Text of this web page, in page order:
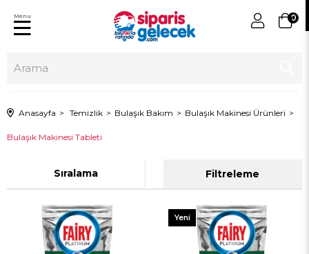
0
Menu
Anasayfa Temizlik Bulaşık Bakım Bulaşık Makinesi Ürünleri
Bulaşık Makinesi Tableti
Filtreleme
Sıralama
Yeni